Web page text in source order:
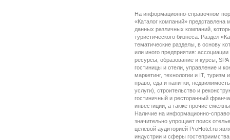
На информационно-справочном
«Каталог компаний» представлена
данных различных компаний,
туристического бизнеса. Раздел
тематические разделы, в основу
или иного предприятия:
ресурсы, образование и курсы,
гостиницы и отели, управление и
маркетинг, технологии и IT,
право, еда и напитки,
услуги), строительство и
гостиничный и ресторанный
инвестиции, а также прочие
Наличие на информационно-
значительно упрощает поиск
целевой аудиторией ProHotel.ru
индустрии и сферы